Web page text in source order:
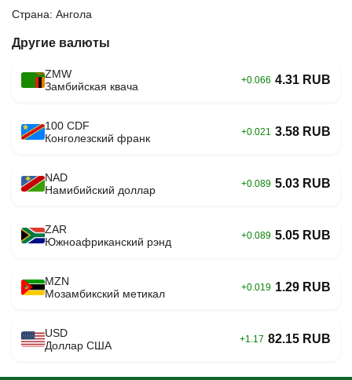
Страна: Ангола
Другие валюты
ZMW
Замбийская квача
+0.066 4.31 RUB
100 CDF
Конголезский франк
+0.021 3.58 RUB
NAD
Намибийский доллар
+0.089 5.03 RUB
ZAR
Южноафриканский рэнд
+0.089 5.05 RUB
MZN
Мозамбикский метикал
+0.019 1.29 RUB
USD
Доллар США
+1.17 82.15 RUB